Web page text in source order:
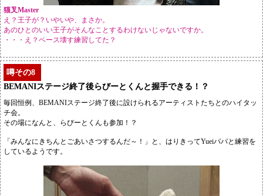
猫叉Master
え？王子が？いやいや、まさか。
あのひとのいい王子がそんなことするわけないじゃないですか。
・・・え？ベース壊す練習してた？
噂その8
BEMANIステージ終了後らびーとくんと握手できる！？
毎回恒例、BEMANIステージ終了後に設けられるアーティストたちとのハイタッ
チ会。
その場になんと、らびーとくんも参加！？
「みんなにきちんとごあいさつするんだ～！」と、はりきってYueiパパと練習を
しているようです。